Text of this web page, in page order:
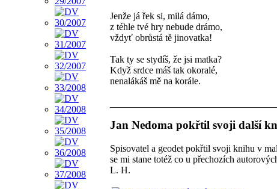
Jenže já řek si, milá dámo,
z téhle tvé hry nebude drámo,
vždyť obrůstá tě jinovatka!
Tak ty se stydíš, že jsi matka?
Když srdce máš tak okoralé,
nenalákáš mě na korále.
Jan Nedoma pokřtil svoji další
Spisovatel a geodet pokřtil svoji knihu v
se mi stane totéž co u přechozích
L. H.